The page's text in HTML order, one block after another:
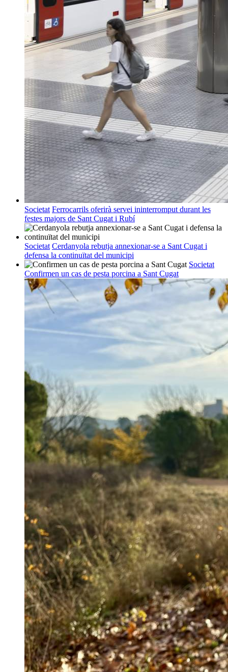
Societat Ferrocarrils oferirà servei ininterromput durant les
festes majors de Sant Cugat i Rubí
Societat Cerdanyola rebutja annexionar-se a Sant Cugat i
defensa la continuïtat del municipi
Societat
Confirmen un cas de pesta porcina a Sant Cugat